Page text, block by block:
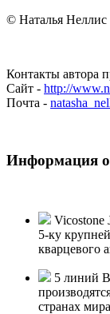
© Наталья Неллис
Контакты автора
Сайт - http://
Почта -
Информация
Vicostone
5-ку
кварцевого
5 линий
странах мира